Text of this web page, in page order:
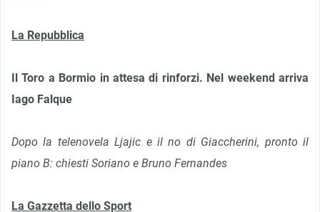
La Repubblica
Il Toro a Bormio in attesa di rinforzi. Nel weekend arriva
Iago Falque
Dopo la telenovela Ljajic e il no di Giaccherini, pronto il
piano B: chiesti Soriano e Bruno Fernandes
La Gazzetta dello Sport